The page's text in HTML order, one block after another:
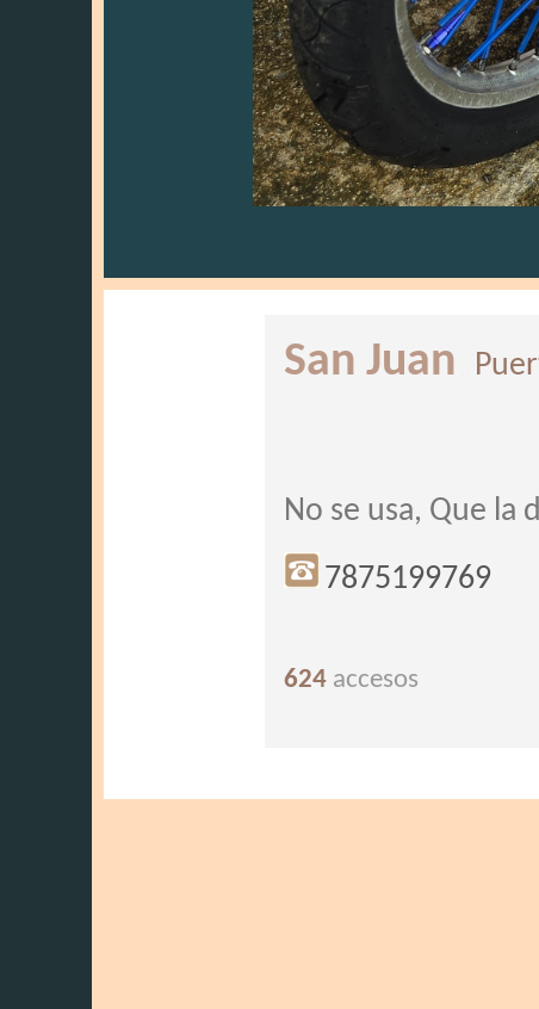
San Juan
No se usa, Que
7875199769
624 accesos